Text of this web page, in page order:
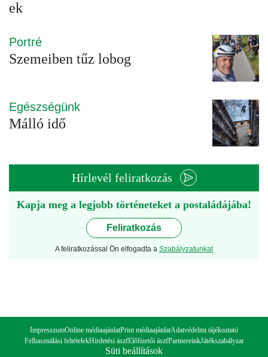
ek
Portré
Szemeiben tűz lobog
Egészségünk
Málló idő
Hírlevél feliratkozás
Kapja meg a legjobb történeteket a postaládájába!
Feliratkozás
A feliratkozással Ön elfogadta a Szabályzatunkat
ImpresszumOnline médiaajánlatPrint médiaajánlatAdatvédelmi tájékoztató
Felhasználási feltételekHirdetési ászfElőfizetői ászfPartnereinkJátékszabályzat
Süti beállítások